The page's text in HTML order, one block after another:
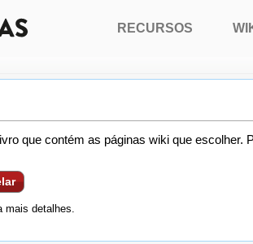
que contém as páginas wiki que
mais detalhes.
RECURSOS